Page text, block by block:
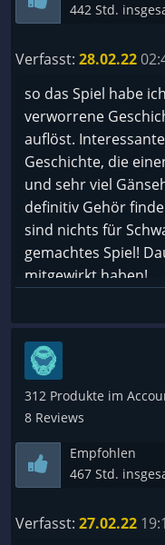
442 Std.
Verfasst: 28.02.22
so das Spiel habe
verworrene
auflöst.
Geschichte, die
und sehr viel
definitiv Gehör
sind nichts für
gemachtes Spiel!
mitgewirkt haben!
Ich würde gerne
dann würde ich
312 Produkte im
8 Reviews
Empfohlen
467 Std.
Verfasst: 27.02.22